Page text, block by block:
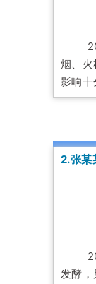
烟、
影响十
2.张某
发酵